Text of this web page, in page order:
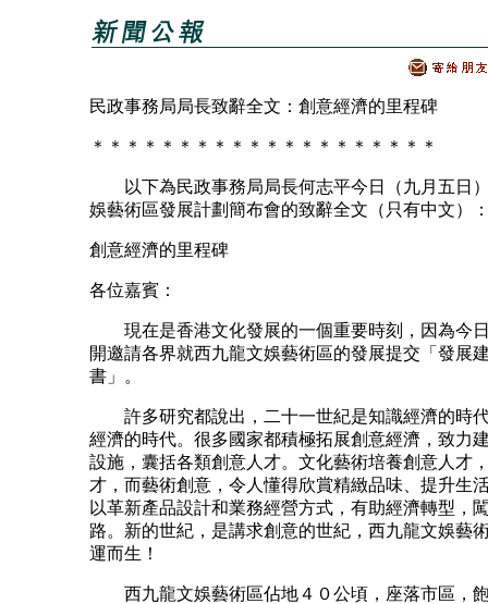
民政事務局局長致辭全文：創意經濟的里程碑
＊＊＊＊＊＊＊＊＊＊＊＊＊＊＊＊＊＊＊＊
以下為民政事務局局長何志平今日（九月五日
娛藝術區發展計劃簡布會的致辭全文（只有中文）
創意經濟的里程碑
各位嘉賓：
現在是香港文化發展的一個重要時刻，因為今
開邀請各界就西九龍文娛藝術區的發展提交「發展
書」。
許多研究都說出，二十一世紀是知識經濟的時
經濟的時代。很多國家都積極拓展創意經濟，致力
設施，囊括各類創意人才。文化藝術培養創意人才
才，而藝術創意，令人懂得欣賞精緻品味、提升生
以革新產品設計和業務經營方式，有助經濟轉型，
路。新的世紀，是講求創意的世紀，西九龍文娛藝
運而生！
西九龍文娛藝術區佔地４０公頃，座落市區，